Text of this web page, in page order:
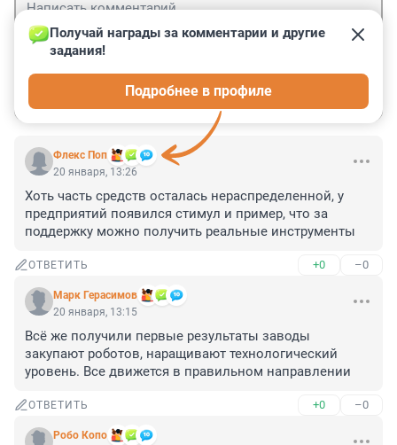
Флекс Поп
Получай награды за комментарии и другие
задания!
Подробнее в профиле
20 января, 13:26
Хоть часть средств осталась нераспределенной, у
предприятий появился стимул и пример, что за
поддержку можно получить реальные инструменты
ОТВЕТИТЬ +0 –0
Марк Герасимов
20 января, 13:15
Всё же получили первые результаты заводы
закупают роботов, наращивают технологический
уровень. Все движется в правильном направлении
ОТВЕТИТЬ +0 –0
Робо Копо